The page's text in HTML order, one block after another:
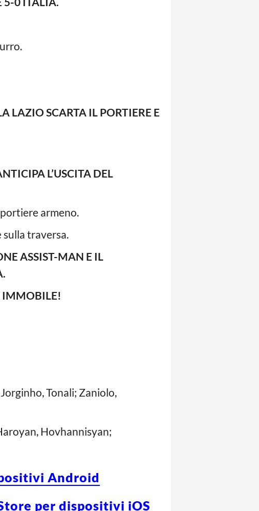
LAZIO SCARTA IL PORTIERE E
L’USCITA DEL
armeno.
traversa.
ASSIST-MAN E IL
IMMOBILE!
Tonali; Zaniolo,
Hovhannisyan;
Android
per dispositivi iOS